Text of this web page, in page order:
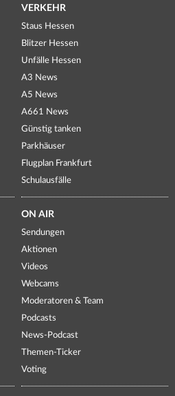
VERKEHR
Staus Hessen
Blitzer Hessen
Unfälle Hessen
A3 News
A5 News
A661 News
Günstig tanken
Parkhäuser
Flugplan Frankfurt
Schulausfälle
ON AIR
Sendungen
Aktionen
Videos
Webcams
Moderatoren & Team
Podcasts
News-Podcast
Themen-Ticker
Voting